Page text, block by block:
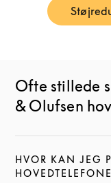
Ofte stillede
& Olufsen
HVOR KAN JEG
KLIK FOR AT